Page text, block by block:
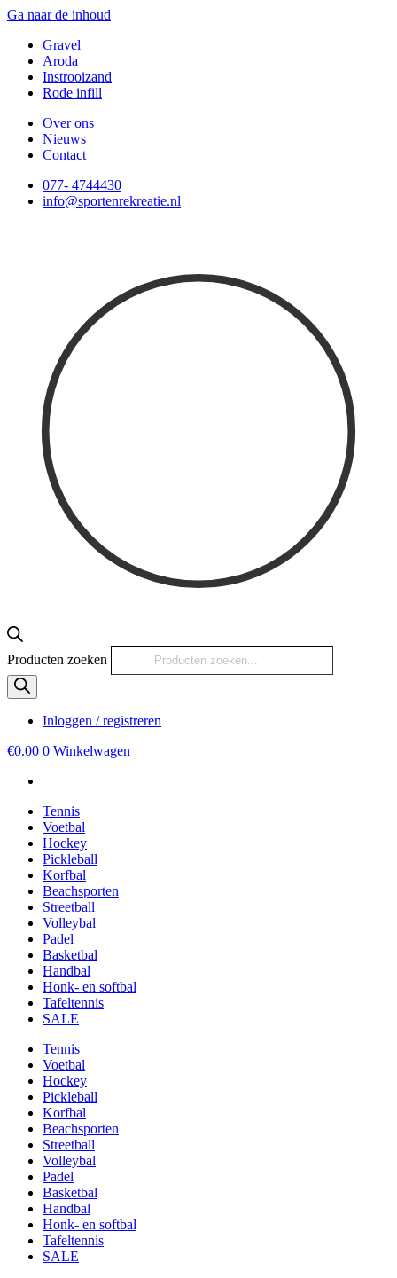
Ga naar de inhoud
Gravel
Aroda
Instrooizand
Rode infill
Over ons
Nieuws
Contact
077- 4744430
info@sportenrekreatie.nl
Producten zoeken
Inloggen / registreren
€0.00 0 Winkelwagen
Tennis
Voetbal
Hockey
Pickleball
Korfbal
Beachsporten
Streetball
Volleybal
Padel
Basketbal
Handbal
Honk- en softbal
Tafeltennis
SALE
Tennis
Voetbal
Hockey
Pickleball
Korfbal
Beachsporten
Streetball
Volleybal
Padel
Basketbal
Handbal
Honk- en softbal
Tafeltennis
SALE